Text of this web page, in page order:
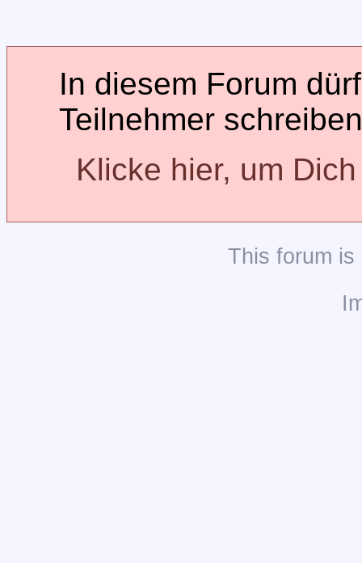
In diesem Forum
Teilnehmer
Klicke hier, um
This forum is